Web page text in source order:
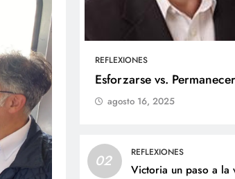
REFLEXIONES
Esforzarse vs. Permanecer
agosto 16, 2025
02 REFLEXIONES
Victoria un paso a la
Castillo
del
SOCIALES
Con amor y alegría
agosto 6, 2026